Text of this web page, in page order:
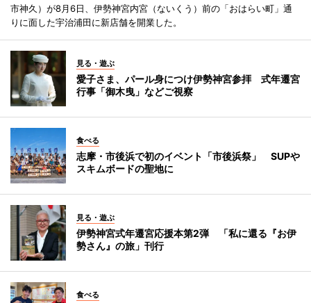
市神久）が8月6日、伊勢神宮内宮（ないくう）前の「おはらい町」通
りに面した宇治浦田に新店舗を開業した。
見る・遊ぶ
愛子さま、パール身につけ伊勢神宮参拝 式年遷宮
行事「御木曳」などご視察
食べる
志摩・市後浜で初のイベント「市後浜祭」 SUPや
スキムボードの聖地に
見る・遊ぶ
伊勢神宮式年遷宮応援本第2弾 「私に還る『お伊
勢さん』の旅」刊行
食べる